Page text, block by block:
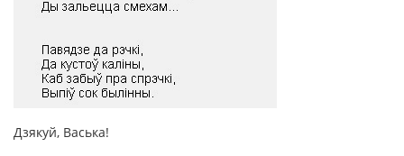
Дзякуй, Васька!